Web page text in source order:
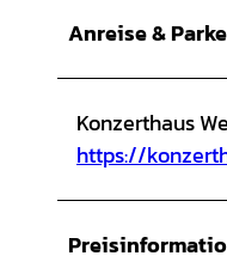
Anreise &
Konzerthaus
https://